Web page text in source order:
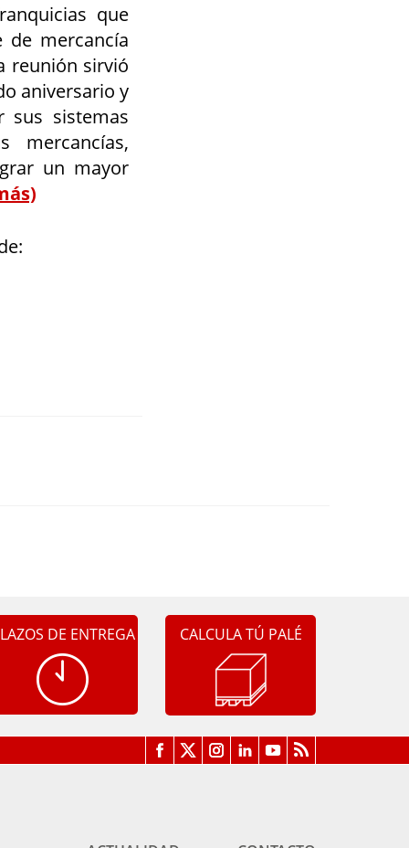
que
de mercancía
reunión sirvió
aniversario y
sus sistemas
mercancías,
un mayor
DE ENTREGA CALCULA TÚ PALÉ